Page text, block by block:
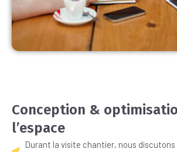
Conception &
l’espace
Durant la visite chantier, nous